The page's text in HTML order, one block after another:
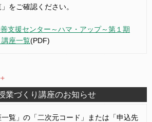
をご確認ください。
支援センター～ハマ・アップ～第１期
講座一覧(PDF)
業づくり講座のお知らせ
覧」の「二次元コード」または「申込先